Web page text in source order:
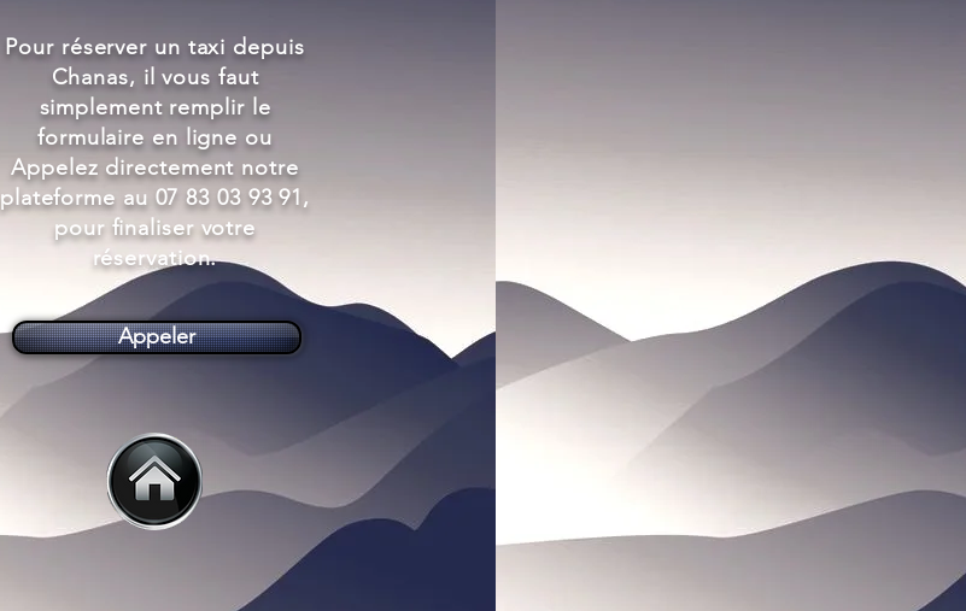
Appeler
Pour réserver un taxi depuis
Chanas, il vous faut
simplement remplir le
formulaire en ligne ou
Appelez directement notre
plateforme au 07 83 03 93 91,
pour finaliser votre
réservation.